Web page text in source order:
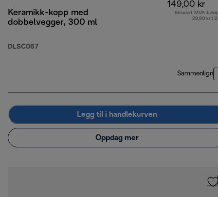
Keramikk-kopp med
dobbelvegger, 300 ml
DLSC067
149,00 kr
Inkludert MVA-
29,80 kr (
Sammenlign
Legg til i handlekurven
Oppdag mer